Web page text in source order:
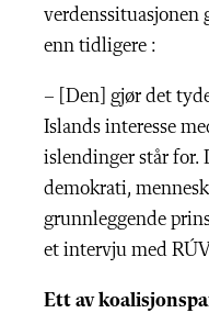
verdenssituasjonen
enn tidligere :
– [Den] gjør det
Islands interesse
islendinger står for.
demokrati,
grunnleggende
et intervju med
Ett av